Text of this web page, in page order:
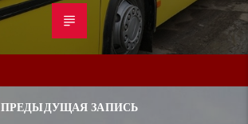
ПРЕДЫДУЩАЯ ЗАПИСЬ